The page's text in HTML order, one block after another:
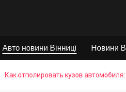
Авто новини Вінниці Новини
Как отполировать кузов